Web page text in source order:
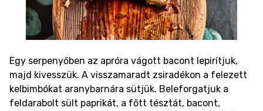
Egy serpenyőben az apróra vágott bacont lepirítjuk,
majd kivesszük. A visszamaradt zsiradékon a felezett
kelbimbókat aranybarnára sütjük. Beleforgatjuk a
feldarabolt sült paprikát, a főtt tésztát, bacont,